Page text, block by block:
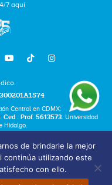
7 aquí
Central en CDMX:
Ced . Prof. 5613573. Universidad
Hidalgo.
de brindarle la mejor
continúa utilizando este
con ello.